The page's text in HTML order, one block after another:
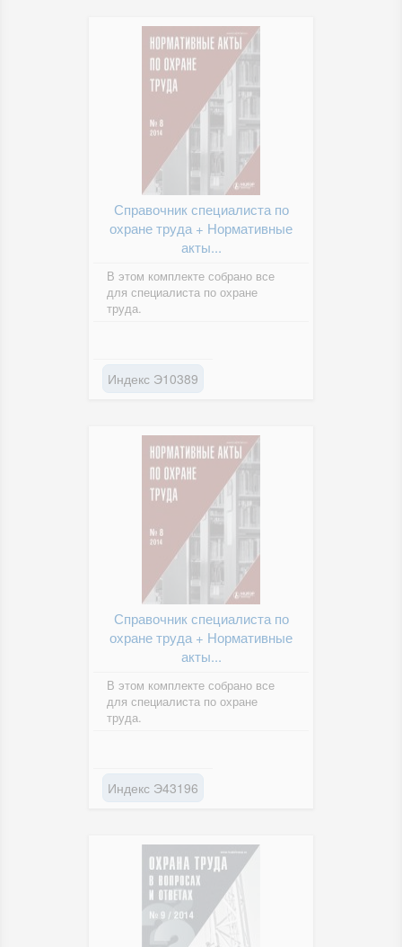
Справочник специалиста по
охране труда + Нормативные
акты...
В этом комплекте собрано все
для специалиста по охране
труда.
Индекс Э10389
Справочник специалиста по
охране труда + Нормативные
акты...
В этом комплекте собрано все
для специалиста по охране
труда.
Индекс Э43196